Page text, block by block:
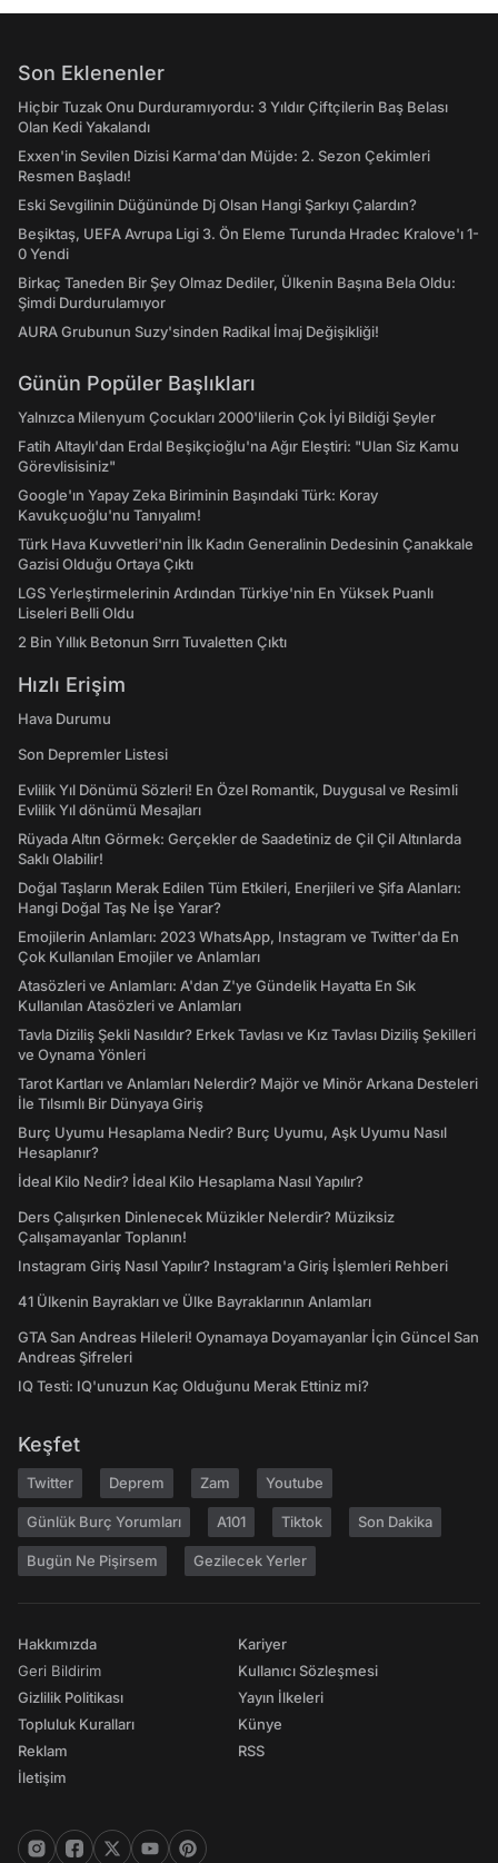
Son Eklenenler
Hiçbir Tuzak Onu Durduramıyordu: 3 Yıldır Çiftçilerin Baş Belası
Olan Kedi Yakalandı
Exxen'in Sevilen Dizisi Karma'dan Müjde: 2. Sezon Çekimleri
Resmen Başladı!
Eski Sevgilinin Düğününde Dj Olsan Hangi Şarkıyı Çalardın?
Beşiktaş, UEFA Avrupa Ligi 3. Ön Eleme Turunda Hradec Kralove'ı 1-
0 Yendi
Birkaç Taneden Bir Şey Olmaz Dediler, Ülkenin Başına Bela Oldu:
Şimdi Durdurulamıyor
AURA Grubunun Suzy'sinden Radikal İmaj Değişikliği!
Günün Popüler Başlıkları
Yalnızca Milenyum Çocukları 2000'lilerin Çok İyi Bildiği Şeyler
Fatih Altaylı'dan Erdal Beşikçioğlu'na Ağır Eleştiri: "Ulan Siz Kamu
Görevlisisiniz"
Google'ın Yapay Zeka Biriminin Başındaki Türk: Koray
Kavukçuoğlu'nu Tanıyalım!
Türk Hava Kuvvetleri'nin İlk Kadın Generalinin Dedesinin Çanakkale
Gazisi Olduğu Ortaya Çıktı
LGS Yerleştirmelerinin Ardından Türkiye'nin En Yüksek Puanlı
Liseleri Belli Oldu
2 Bin Yıllık Betonun Sırrı Tuvaletten Çıktı
Hızlı Erişim
Hava Durumu
Son Depremler Listesi
Evlilik Yıl Dönümü Sözleri! En Özel Romantik, Duygusal ve Resimli
Evlilik Yıl dönümü Mesajları
Rüyada Altın Görmek: Gerçekler de Saadetiniz de Çil Çil Altınlarda
Saklı Olabilir!
Doğal Taşların Merak Edilen Tüm Etkileri, Enerjileri ve Şifa Alanları:
Hangi Doğal Taş Ne İşe Yarar?
Emojilerin Anlamları: 2023 WhatsApp, Instagram ve Twitter'da En
Çok Kullanılan Emojiler ve Anlamları
Atasözleri ve Anlamları: A'dan Z'ye Gündelik Hayatta En Sık
Kullanılan Atasözleri ve Anlamları
Tavla Diziliş Şekli Nasıldır? Erkek Tavlası ve Kız Tavlası Diziliş Şekilleri
ve Oynama Yönleri
Tarot Kartları ve Anlamları Nelerdir? Majör ve Minör Arkana Desteleri
İle Tılsımlı Bir Dünyaya Giriş
Burç Uyumu Hesaplama Nedir? Burç Uyumu, Aşk Uyumu Nasıl
Hesaplanır?
İdeal Kilo Nedir? İdeal Kilo Hesaplama Nasıl Yapılır?
Ders Çalışırken Dinlenecek Müzikler Nelerdir? Müziksiz
Çalışamayanlar Toplanın!
Instagram Giriş Nasıl Yapılır? Instagram'a Giriş İşlemleri Rehberi
41 Ülkenin Bayrakları ve Ülke Bayraklarının Anlamları
GTA San Andreas Hileleri! Oynamaya Doyamayanlar İçin Güncel San
Andreas Şifreleri
IQ Testi: IQ'unuzun Kaç Olduğunu Merak Ettiniz mi?
Keşfet
Twitter Deprem Zam Youtube
Günlük Burç Yorumları A101 Tiktok Son Dakika
Bugün Ne Pişirsem Gezilecek Yerler
Hakkımızda
Geri Bildirim
Gizlilik Politikası
Topluluk Kuralları
Reklam
İletişim
Kariyer
Kullanıcı Sözleşmesi
Yayın İlkeleri
Künye
RSS